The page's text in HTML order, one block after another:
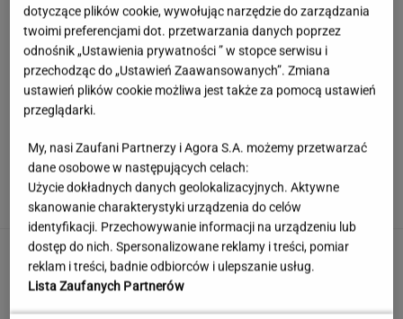
Rekord padł w niewielkim stawie. Taki okaz
trafia się bardzo rzadko
Nie dostała się do liceum mimo
świetnych wyników. Kuratorium wyjaśnia
KLAUDIA KIERZKOWSKA
dotyczące plików cookie, wywołując narzędzie do zarządzania
twoimi preferencjami dot. przetwarzania danych poprzez
odnośnik „Ustawienia prywatności ” w stopce serwisu i
przechodząc do „Ustawień Zaawansowanych”. Zmiana
ustawień plików cookie możliwa jest także za pomocą ustawień
przeglądarki.
My, nasi Zaufani Partnerzy i Agora S.A. możemy przetwarzać
dane osobowe w następujących celach:
Użycie dokładnych danych geolokalizacyjnych. Aktywne
skanowanie charakterystyki urządzenia do celów
identyfikacji. Przechowywanie informacji na urządzeniu lub
dostęp do nich. Spersonalizowane reklamy i treści, pomiar
reklam i treści, badnie odbiorców i ulepszanie usług.
Lista Zaufanych Partnerów